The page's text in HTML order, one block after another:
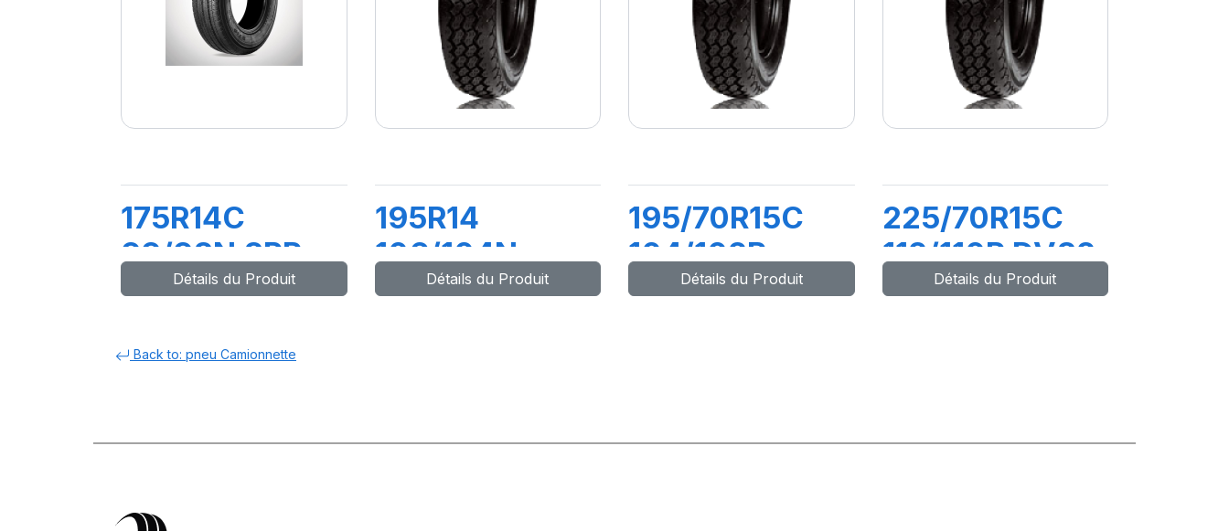
175R14C
99/98N 8PR
PRIMADétails du Produit
195R14
106/104N
DV82Détails du Produit
195/70R15C
104/102R
DV82Détails du Produit
225/70R15C
112/110R DV82
Détails du Produit
Back to: pneu Camionnette